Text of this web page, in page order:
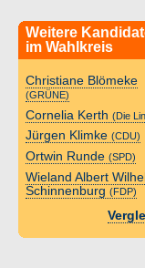
Weitere
im Wahlkreis
Christiane Blömeke
(GRÜNE)
Cornelia Kerth (Die
Jürgen Klimke (CDU)
Ortwin Runde (SPD)
Wieland Albert
Schinnenburg (FDP)